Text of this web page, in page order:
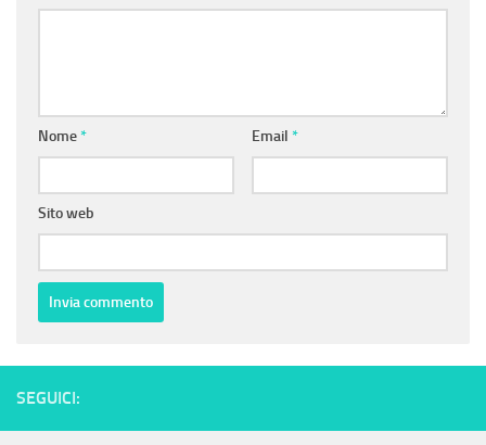
Nome* Email *
Sito web
SEGUICI: